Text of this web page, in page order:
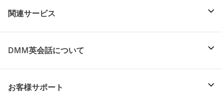
関連サービス
DMM英会話について
お客様サポート